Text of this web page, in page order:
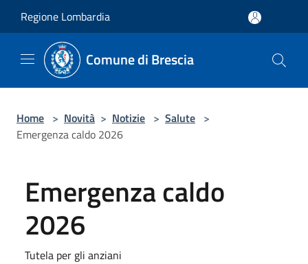
Regione Lombardia
Comune di Brescia
Home > Novità > Notizie > Salute >
Emergenza caldo 2026
Emergenza caldo
2026
Tutela per gli anziani